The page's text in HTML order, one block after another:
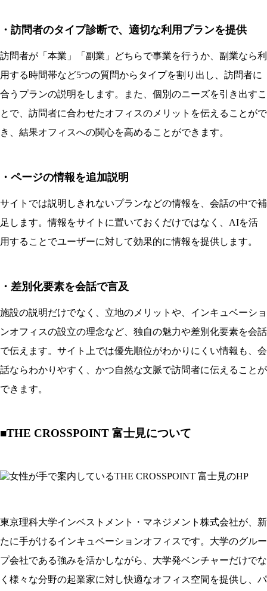
・訪問者のタイプ診断で、適切な利用プランを提供
訪問者が「本業」「副業」どちらで事業を行うか、副業なら利
用する時間帯など5つの質問からタイプを割り出し、訪問者に
合うプランの説明をします。また、個別のニーズを引き出すこ
とで、訪問者に合わせたオフィスのメリットを伝えることがで
き、結果オフィスへの関心を高めることができます。
・ページの情報を追加説明
サイトでは説明しきれないプランなどの情報を、会話の中で補
足します。情報をサイトに置いておくだけではなく、AIを活
用することでユーザーに対して効果的に情報を提供します。
・差別化要素を会話で言及
施設の説明だけでなく、立地のメリットや、インキュベーショ
ンオフィスの設立の理念など、独自の魅力や差別化要素を会話
で伝えます。サイト上では優先順位がわかりにくい情報も、会
話ならわかりやすく、かつ自然な文脈で訪問者に伝えることが
できます。
■THE CROSSPOINT 富士見について
東京理科大学インベストメント・マネジメント株式会社が、新
たに手がけるインキュベーションオフィスです。大学のグルー
プ会社である強みを活かしながら、大学発ベンチャーだけでな
く様々な分野の起業家に対し快適なオフィス空間を提供し、パ